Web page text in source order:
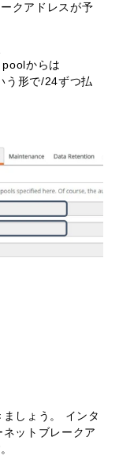
クアドレスが予
からは
形で/24ずつ払
しょう。 インタ
ットブレークア